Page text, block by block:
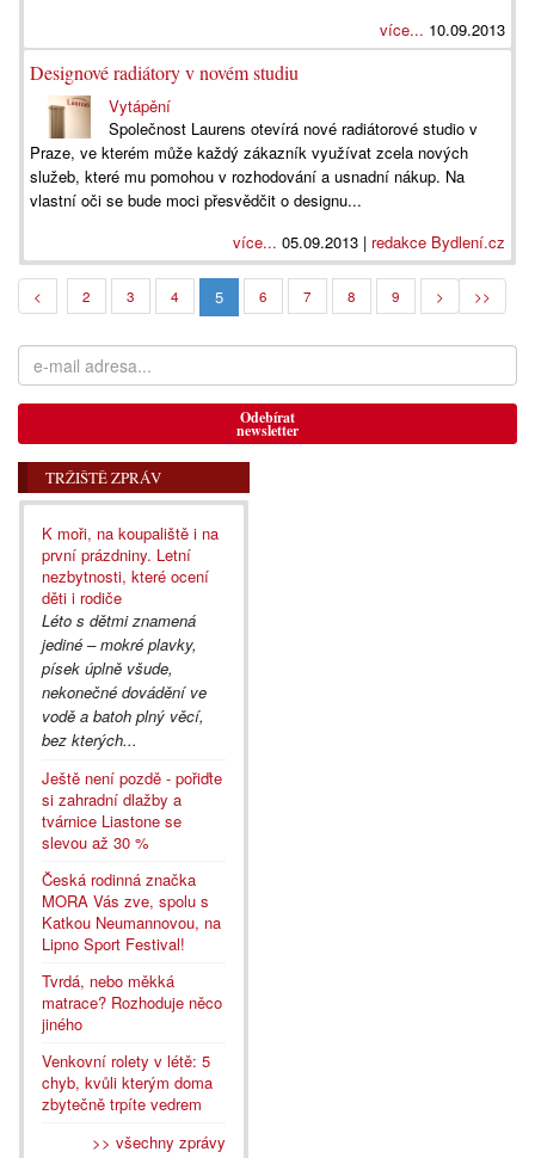
více... 10.09.2013
Designové radiátory v novém studiu
Vytápění
Společnost Laurens otevírá nové radiátorové studio v
Praze, ve kterém může každý zákazník využívat zcela nových
služeb, které mu pomohou v rozhodování a usnadní nákup. Na
vlastní oči se bude moci přesvědčit o designu...
více... 05.09.2013 | redakce Bydlení.cz
< 2 3 4 5 6 7 8 9 > >>
Odebírat
newsletter
TRŽIŠTĚ ZPRÁV
K moři, na koupaliště i na
první prázdniny. Letní
nezbytnosti, které ocení
děti i rodiče
Léto s dětmi znamená
jediné – mokré plavky,
písek úplně všude,
nekonečné dovádění ve
vodě a batoh plný věcí,
bez kterých...
Ještě není pozdě - pořiďte
si zahradní dlažby a
tvárnice Liastone se
slevou až 30 %
Česká rodinná značka
MORA Vás zve, spolu s
Katkou Neumannovou, na
Lipno Sport Festival!
Tvrdá, nebo měkká
matrace? Rozhoduje něco
jiného
Venkovní rolety v létě: 5
chyb, kvůli kterým doma
zbytečně trpíte vedrem
>> všechny zprávy